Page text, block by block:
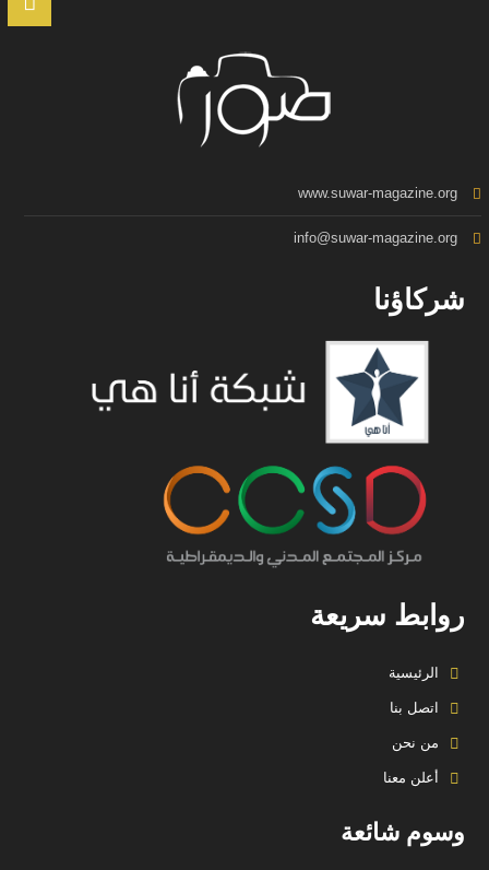
www.suwar-magazine.org
info@suwar-magazine.org
شركاؤنا
روابط سريعة
الرئيسية
اتصل بنا
من نحن
أعلن معنا
وسوم شائعة